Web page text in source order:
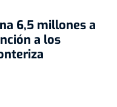
6,5 millones a
a los